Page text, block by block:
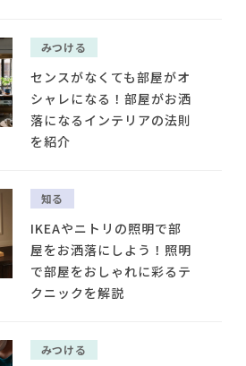
みつける
センスがなくても部屋がオ
シャレになる！部屋がお洒
落になるインテリアの法則
を紹介
知る
IKEAやニトリの照明で部
屋をお洒落にしよう！照明
で部屋をおしゃれに彩るテ
クニックを解説
みつける